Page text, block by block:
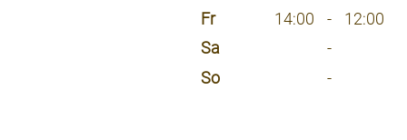
Fr
14:00 - 12:00
Sa
-
So
-